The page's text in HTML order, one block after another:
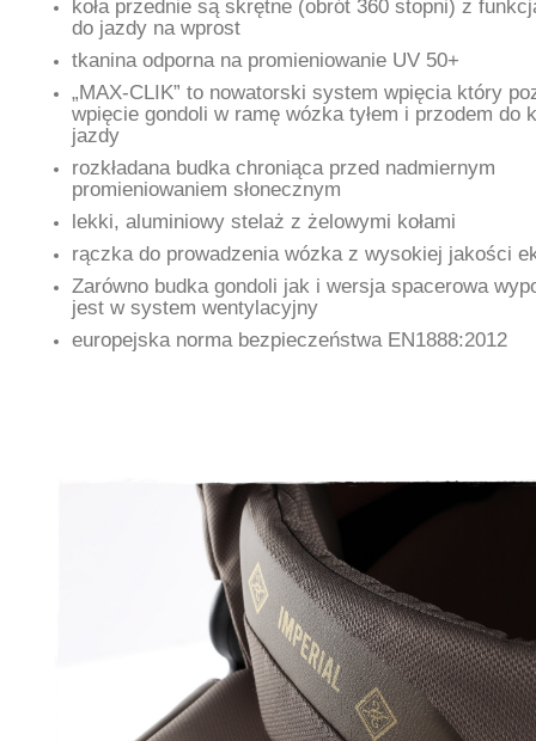
koła przednie są skrętne (obrót 360 stopni) z
do jazdy na wprost
tkanina odporna na promieniowanie UV 50+
„MAX-CLIK” to nowatorski system wpięcia który
wpięcie gondoli w ramę wózka tyłem i przodem do
jazdy
rozkładana budka chroniąca przed nadmiernym
promieniowaniem słonecznym
lekki, aluminiowy stelaż z żelowymi kołami
rączka do prowadzenia wózka z wysokiej jakości
Zarówno budka gondoli jak i wersja spacerowa
jest w system wentylacyjny
europejska norma bezpieczeństwa EN1888:2012